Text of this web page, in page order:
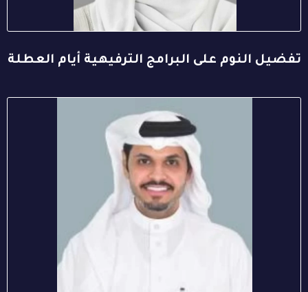
تفضيل النوم على البرامج الترفيهية أيام العطلة